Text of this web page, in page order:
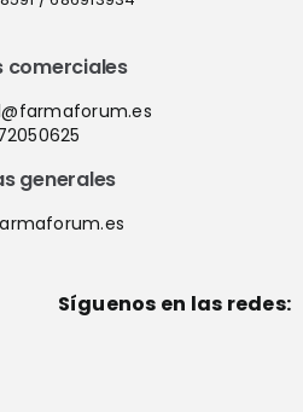
comerciales
generales
Síguenos en las redes: